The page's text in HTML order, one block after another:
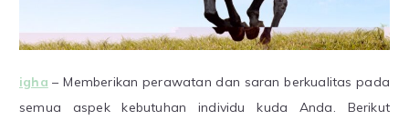
igha – Memberikan perawatan dan saran berkualitas pada
semua aspek kebutuhan individu kuda Anda. Berikut